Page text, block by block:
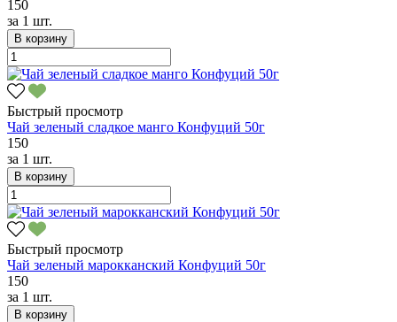
150
за 1 шт.
В корзину
Быстрый просмотр
Чай зеленый сладкое манго Конфуций 50г
150
за 1 шт.
В корзину
Быстрый просмотр
Чай зеленый марокканский Конфуций 50г
150
за 1 шт.
В корзину